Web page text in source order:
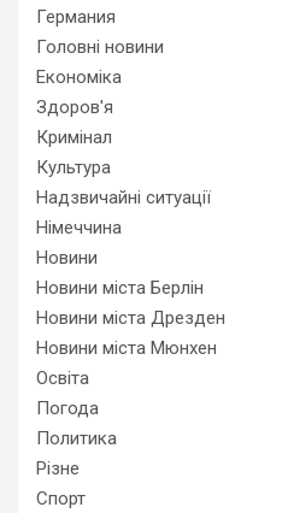
Германия
Головні новини
Економіка
Здоров'я
Кримінал
Культура
Надзвичайні ситуації
Німеччина
Новини
Новини міста Берлін
Новини міста Дрезден
Новини міста Мюнхен
Освіта
Погода
Политика
Різне
Спорт